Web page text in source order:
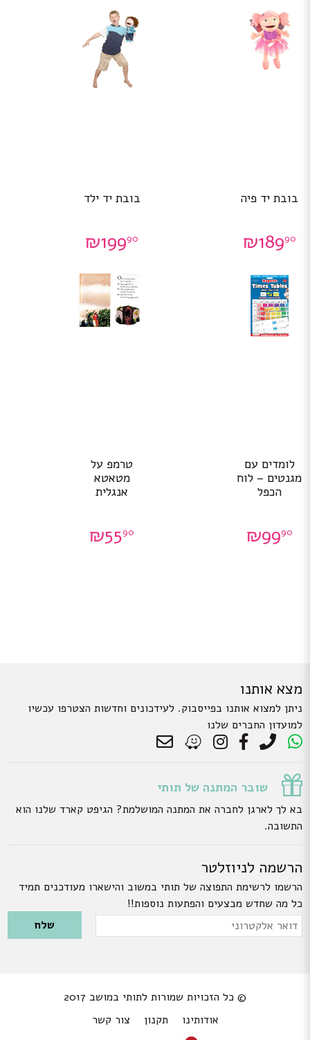
בובת יד פיה
₪18990
בובת יד ילד
₪19990
לומדים עם
מגנטים – לוח
הכפל
₪9990
טרמפ על
מטאטא
אנגלית
₪5590
מצא אותנו
ניתן למצוא אותנו בפייסבוק. לעידכונים וחדשות הצטרפו עכשיו
למועדון החברים שלנו
שובר המתנה של תותי
בא לך לארגן לחברה את המתנה המושלמת? הגיפט קארד שלנו הוא
התשובה.
הרשמה לניוזלטר
הרשמו לרשימת התפוצה של תותי במשוב והישארו מעודכנים תמיד
כל מה שחדש מבצעים והפתעות נוספות!!
Please leave this field empty.
דואר
© כל הזכויות שמורות לתותי במושב 2017
אודותינו
תקנון צור קשר